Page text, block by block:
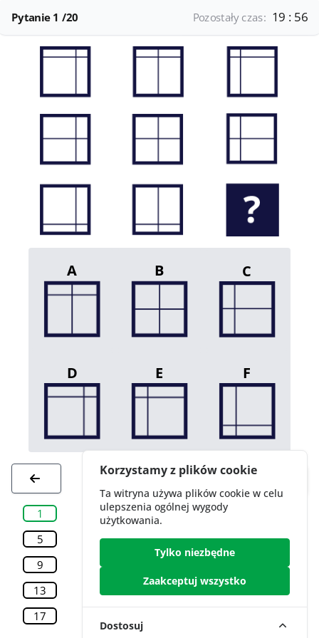
Pytanie 1 /20 Pozostały czas: 19 : 56
A B C
D E F
1 2 3
5
6 7
8
9
13
15
17
Korzystamy z plików cookie
Ta witryna używa plików cookie w celu
ulepszenia ogólnej wygody
użytkowania.
Tylko niezbędne
Zaakceptuj wszystko
Dostosuj